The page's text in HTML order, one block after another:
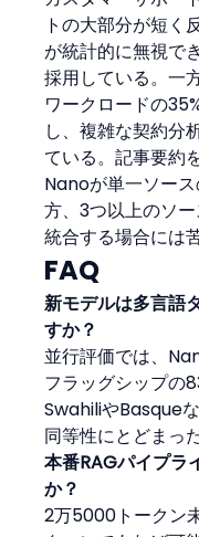
トの大部分が短く
が統計的に無視で
採用している。一
ワークロードの
し、複雑な契約分
ている。記事要約
Nanoが単一ソー
方、3つ以上のソ
統合する場合には
FAQ
新モデルは多言語
すか？
並行評価では、
フラッグシップの
SwahiliやBasque
同等性にとどまった
本番RAGパイプラ
か？
2万5000トークン